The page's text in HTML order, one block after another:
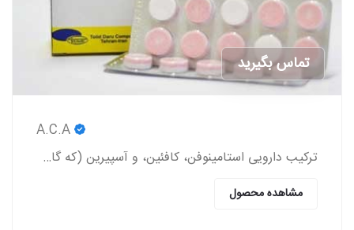
تماس بگیرید
ترکیب دارویی استامینوفن، کافئین، و آسپیرین (که گاهی اوقات به صورت عامیانه با مخفف ACA شناخته می‌شود) یک داروی مسکن بدون نسخه است.
مشاهده محصول